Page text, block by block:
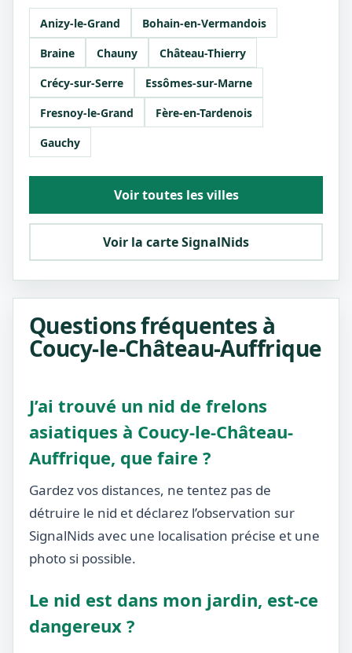
Anizy-le-Grand
Bohain-en-Vermandois
Braine
Chauny
Château-Thierry
Crécy-sur-Serre
Essômes-sur-Marne
Fresnoy-le-Grand
Fère-en-Tardenois
Gauchy
Voir toutes les villes
Voir la carte SignalNids
Questions fréquentes à
Coucy-le-Château-Auffrique
J’ai trouvé un nid de frelons
asiatiques à Coucy-le-Château-
Auffrique, que faire ?
Gardez vos distances, ne tentez pas de
détruire le nid et déclarez l’observation sur
SignalNids avec une localisation précise et une
photo si possible.
Le nid est dans mon jardin, est-ce
dangereux ?